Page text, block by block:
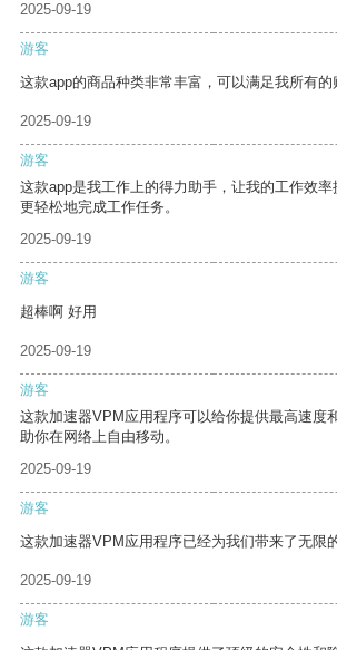
2025-09-19
游客
这款app的商品种类非常丰富，可以满足我所有的
2025-09-19
游客
这款app是我工作上的得力助手，让我的工作效
更轻松地完成工作任务。
2025-09-19
游客
超棒啊 好用
2025-09-19
游客
这款加速器VPM应用程序可以给你提供最高速度
助你在网络上自由移动。
2025-09-19
游客
这款加速器VPM应用程序已经为我们带来了无限
2025-09-19
游客